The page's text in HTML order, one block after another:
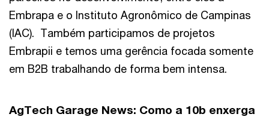
Embrapa e o Instituto Agronômico de Campinas
(IAC). Também participamos de projetos
Embrapii e temos uma gerência focada somente
em B2B trabalhando de forma bem intensa.
AgTech Garage News: Como a 10b enxerga